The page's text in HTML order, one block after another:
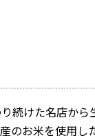
続けた名店か
のお米を使用